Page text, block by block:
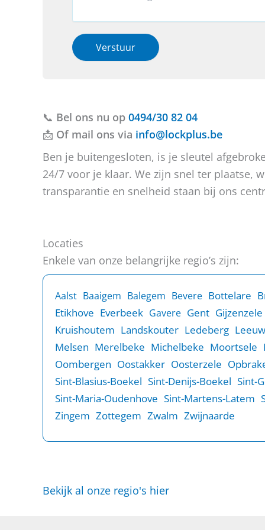
*
a
a
R
e
i
o
e
h
e
g
n
?
c
i
e
c
t
Verstuur
📞 Bel ons nu op 0494/30 82 04
📩 Of mail ons via info@lockplus.be
Ben je buitengesloten, is je sleutel
24/7 voor je klaar. We zijn snel ter plaatse,
transparantie en snelheid staan bij ons
Locaties
Enkele van onze belangrijke regio’s zijn:
Aalst Baaigem Balegem Bevere Bottelare
Etikhove Everbeek Gavere Gent Gijzenzele
Kruishoutem Landskouter Ledeberg
Melsen Merelbeke Michelbeke Moortsele
Oombergen Oostakker Oosterzele
Sint-Blasius-Boekel Sint-Denijs-Boekel Sint-
Sint-Maria-Oudenhove Sint-Martens-Latem
Zingem Zottegem Zwalm Zwijnaarde
Bekijk al onze regio's hier